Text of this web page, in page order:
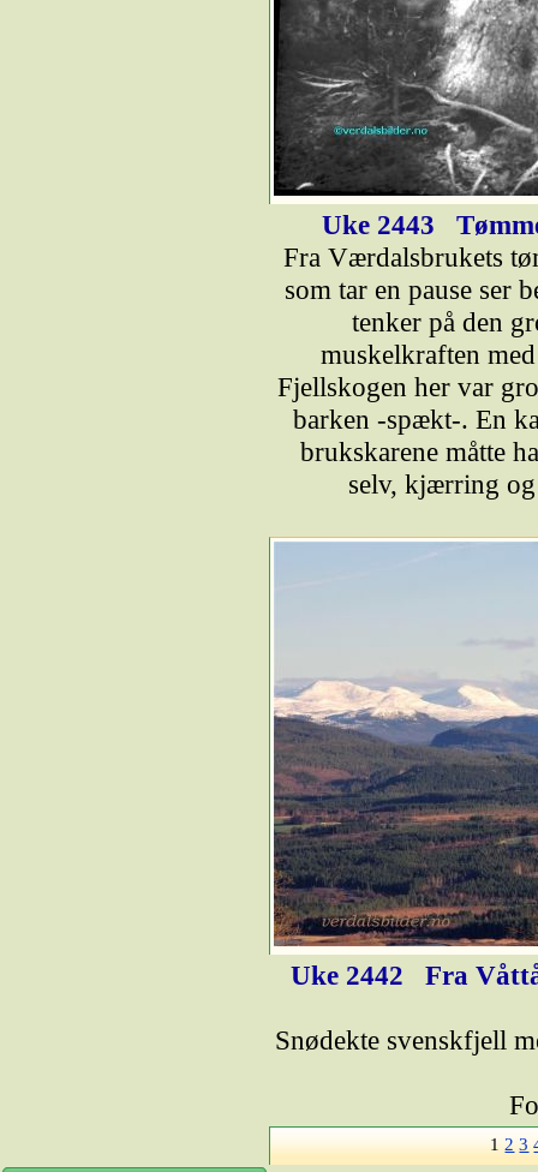
Uke 2443
Fra Værdalsbrukets
som tar en pause ser
tenker på den
muskelkraften
Fjellskogen her var
barken -spækt-. En
brukskarene måtte
selv, kjærring
Uke 2442 Fra
Snødekte svenskfjell
12 3